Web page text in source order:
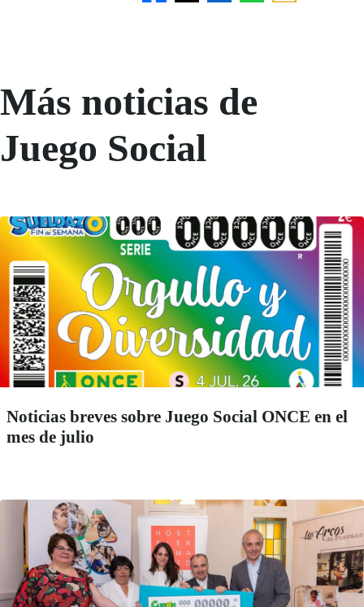
Más noticias de
Juego Social
Noticias breves sobre Juego Social ONCE en el
mes de julio